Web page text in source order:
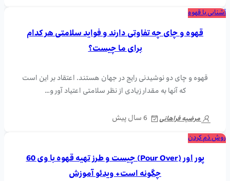
آشنایی با قهوه
قهوه و چای چه تفاوتی دارند و فواید سلامتی هر کدام
برای ما چیست؟
قهوه و چای دو نوشیدنی رایج در جهان هستند. اعتقاد بر این است
که آنها به مقدار زیادی از نظر سلامتی اعتیاد آور و…
مرضیه فراهانی 6 سال پیش
روش دَم کردن
پور اور (Pour Over) چیست و طرز تهیه قهوه با وی 60
چگونه است+ ویدئو آموزش